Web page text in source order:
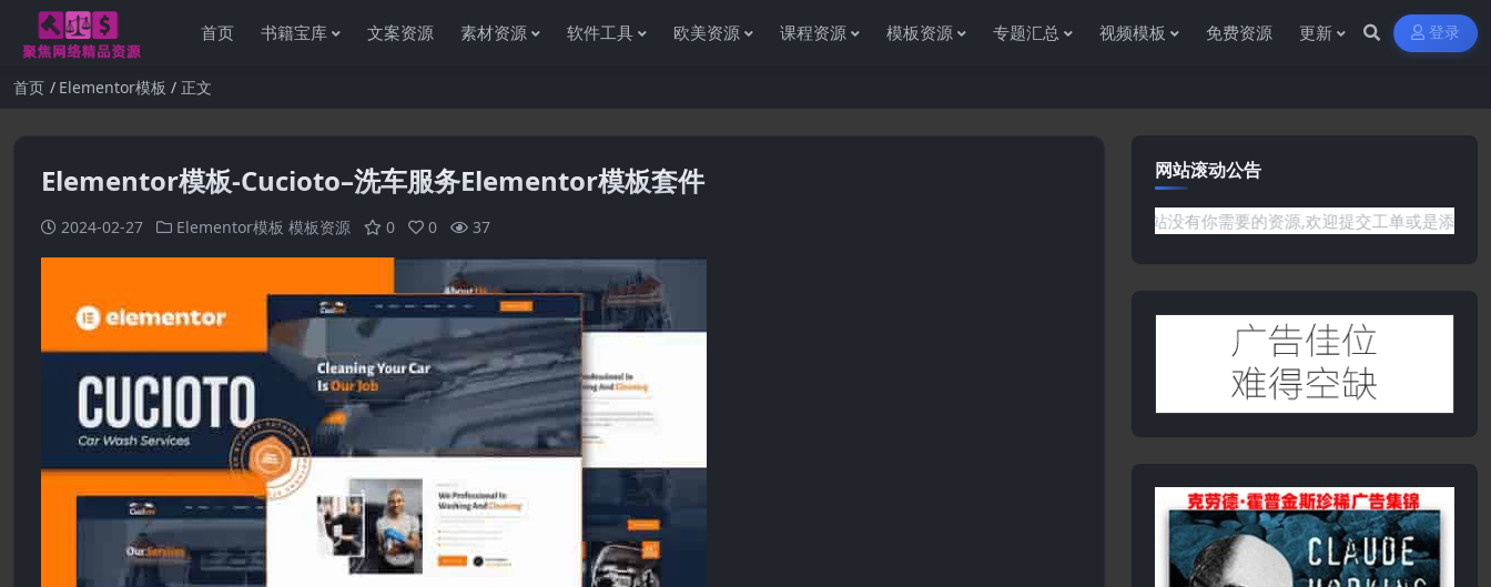
首页 书籍宝库 文案资源 素材资源 软件工具 欧美资源 课程资源 模板资源 专题汇总 视频模板 免费资源 更新 登录
首页 Elementor模板 正文
Elementor模板-Cucioto–洗车服务Elementor模板套件
2024-02-27 Elementor模板 模板资源 0 0 37
网站滚动公告
感谢您访问资源杂货铺获取各种信息资源!如果遇到任何问题或是网站没有你需要的资源,欢迎提交工单或是添加客服微信